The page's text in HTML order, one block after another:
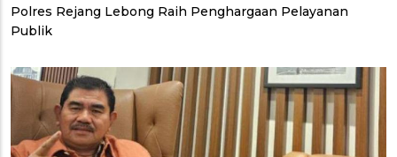
Polres Rejang Lebong Raih Penghargaan Pelayanan
Publik